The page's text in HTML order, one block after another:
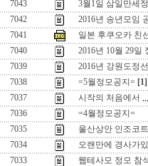
7043
3월1일 삼일만세
7042
2016년 송년모임
7041
일본 후쿠오카 친
7040
2016년 10월 29일
7039
2016년 강원도정
7038
=5월정모공지= [1]
7037
시작의 처음에서 ,,,
7036
=4월정모공지=
7035
울산상안 인조코
7034
오랜만에 경사가
7033
웹테사모 정모 참